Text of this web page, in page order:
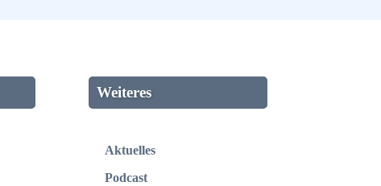
Weiteres
Aktuelles
Podcast